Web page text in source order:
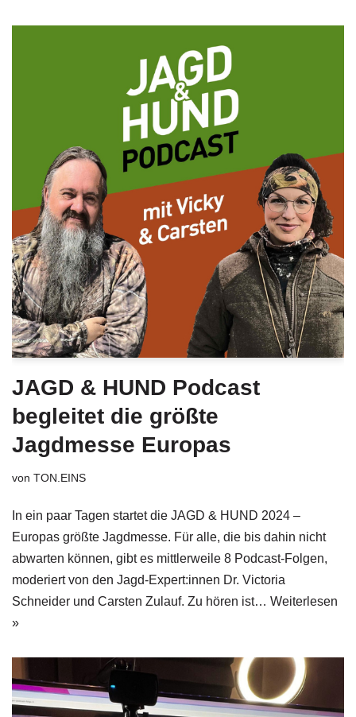
JAGD & HUND Podcast
begleitet die größte
Jagdmesse Europas
von TON.EINS
In ein paar Tagen startet die JAGD & HUND 2024 –
Europas größte Jagdmesse. Für alle, die bis dahin nicht
abwarten können, gibt es mittlerweile 8 Podcast-Folgen,
moderiert von den Jagd-Expert:innen Dr. Victoria
Schneider und Carsten Zulauf. Zu hören ist… Weiterlesen
»